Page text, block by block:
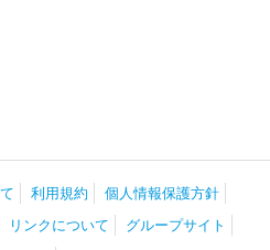
利用規約
個人情報保護方針
リンクについて
グループサイト